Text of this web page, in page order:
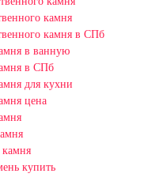
камня
камня в СПб
в ванную
в СПб
для кухни
цена
камня
купить